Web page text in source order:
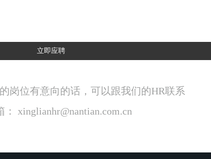
立即应聘
岗位有意向的话，可以跟我们的HR联系
： xinglianhr@nantian.com.cn